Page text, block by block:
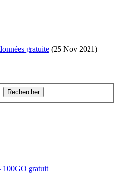
gratuite (25 Nov 2021)
Rechercher
100GO gratuit